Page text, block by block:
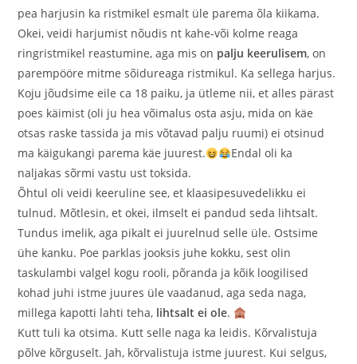
pea harjusin ka ristmikel esmalt üle parema õla kiikama.
Okei, veidi harjumist nõudis nt kahe-või kolme reaga
ringristmikel reastumine, aga mis on palju keerulisem, on
parempööre mitme sõidureaga ristmikul. Ka sellega harjus.
Koju jõudsime eile ca 18 paiku, ja ütleme nii, et alles pärast
poes käimist (oli ju hea võimalus osta asju, mida on käe
otsas raske tassida ja mis võtavad palju ruumi) ei otsinud
ma käigukangi parema käe juurest.
Endal oli ka
naljakas sõrmi vastu ust toksida.
Õhtul oli veidi keeruline see, et klaasipesuvedelikku ei
tulnud. Mõtlesin, et okei, ilmselt ei pandud seda lihtsalt.
Tundus imelik, aga pikalt ei juurelnud selle üle. Ostsime
ühe kanku. Poe parklas jooksis juhe kokku, sest olin
taskulambi valgel kogu rooli, põranda ja kõik loogilised
kohad juhi istme juures üle vaadanud, aga seda naga,
millega kapotti lahti teha, lihtsalt ei ole.
Kutt tuli ka otsima. Kutt selle naga ka leidis. Kõrvalistuja
põlve kõrguselt. Jah, kõrvalistuja istme juurest. Kui selgus,